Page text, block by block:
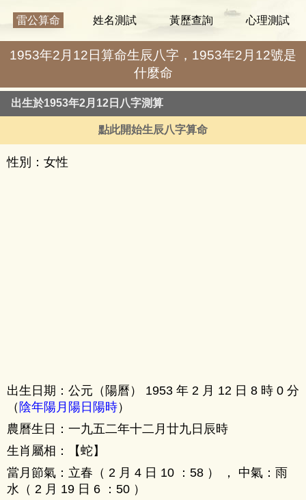
雷公算命 姓名測試 黃歷查詢 心理測試
1953年2月12日算命生辰八字，1953年2月12號是
什麼命
出生於1953年2月12日八字測算
點此開始生辰八字算命
性別：女性
出生日期：公元（陽曆） 1953 年 2 月 12 日 8 時 0 分
（陰年陽月陽日陽時）
農曆生日：一九五二年十二月廿九日辰時
生肖屬相：【蛇】
當月節氣：立春（ 2 月 4 日 10 ：58 ） ， 中氣：雨
水（ 2 月 19 日 6 ：50 ）